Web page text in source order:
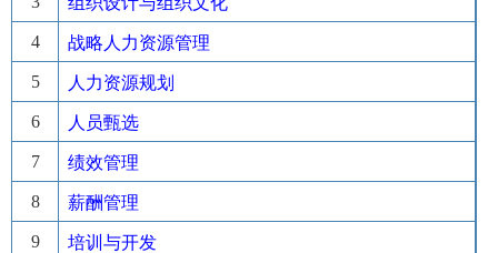
4 战略人力资源管理
5 人力资源规划
6 人员甄选
7 绩效管理
8 薪酬管理
9 培训与开发